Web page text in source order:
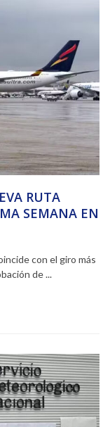
RUTA
SEMANA EN
con el giro más
de ...